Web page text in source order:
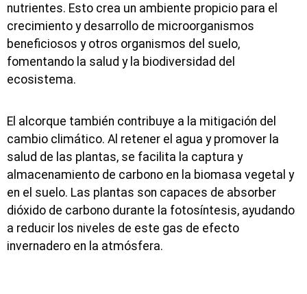
nutrientes. Esto crea un ambiente propicio para el
crecimiento y desarrollo de microorganismos
beneficiosos y otros organismos del suelo,
fomentando la salud y la biodiversidad del
ecosistema.
El alcorque también contribuye a la mitigación del
cambio climático. Al retener el agua y promover la
salud de las plantas, se facilita la captura y
almacenamiento de carbono en la biomasa vegetal y
en el suelo. Las plantas son capaces de absorber
dióxido de carbono durante la fotosíntesis, ayudando
a reducir los niveles de este gas de efecto
invernadero en la atmósfera.